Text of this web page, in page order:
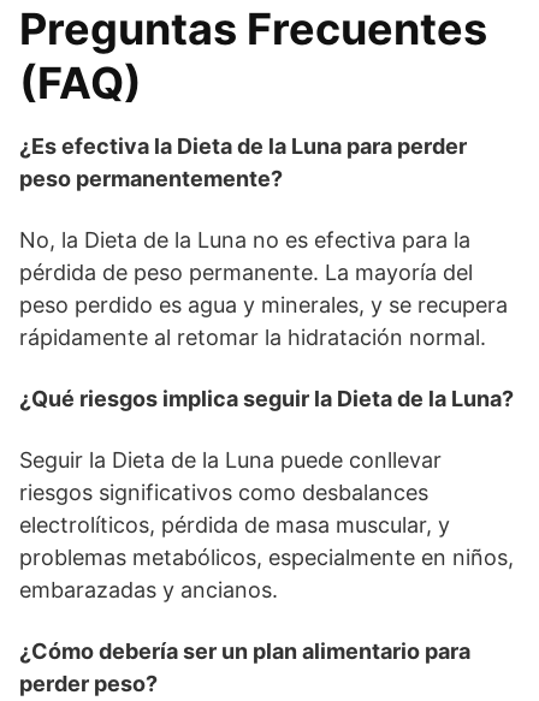
Preguntas Frecuentes
(FAQ)
¿Es efectiva la Dieta de la Luna para perder
peso permanentemente?
No, la Dieta de la Luna no es efectiva para la
pérdida de peso permanente. La mayoría del
peso perdido es agua y minerales, y se recupera
rápidamente al retomar la hidratación normal.
¿Qué riesgos implica seguir la Dieta de la Luna?
Seguir la Dieta de la Luna puede conllevar
riesgos significativos como desbalances
electrolíticos, pérdida de masa muscular, y
problemas metabólicos, especialmente en niños,
embarazadas y ancianos.
¿Cómo debería ser un plan alimentario para
perder peso?